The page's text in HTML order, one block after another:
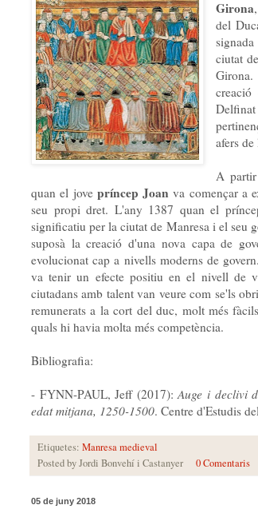
Girona
del
ciutat
Girona.
afers
A
quan el jove príncep Joan va començar a
seu propi dret. L'any 1387 quan el
significatiu per la ciutat de Manresa i el seu
suposà la creació d'una nova capa de
evolucionat cap a nivells moderns de
va tenir un efecte positiu en el nivell de
ciutadans amb talent van veure com se'ls
remunerats a la cort del duc, molt més
quals hi havia molta més competència.
Bibliografia:
- FYNN-PAUL, Jeff (2017):Auge i declivi
edat mitjana, 1250-1500. Centre d'Estudis
Etiquetes: Manresa medieval
Posted byJordi Bonvehí i Castanyer 0 Comentaris
05 de juny 2018